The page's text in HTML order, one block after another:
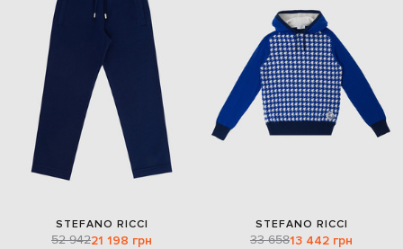
STEFANO RICCI
52 94221 198 грн
STEFANO RICCI
33 65813 442 грн